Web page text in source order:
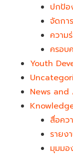
ปกป้อ
จัดกา
ความ
ครอบ
Youth
News
สื่อคว
รายง
มุมม